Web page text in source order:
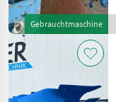
Gebrauchtmaschine